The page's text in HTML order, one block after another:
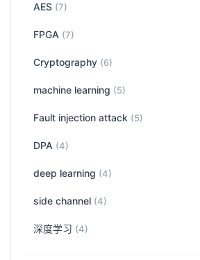
AES (7)
FPGA (7)
Cryptography (6)
machine learning (5)
Fault injection attack (5)
DPA (4)
deep learning (4)
side channel (4)
深度学习 (4)